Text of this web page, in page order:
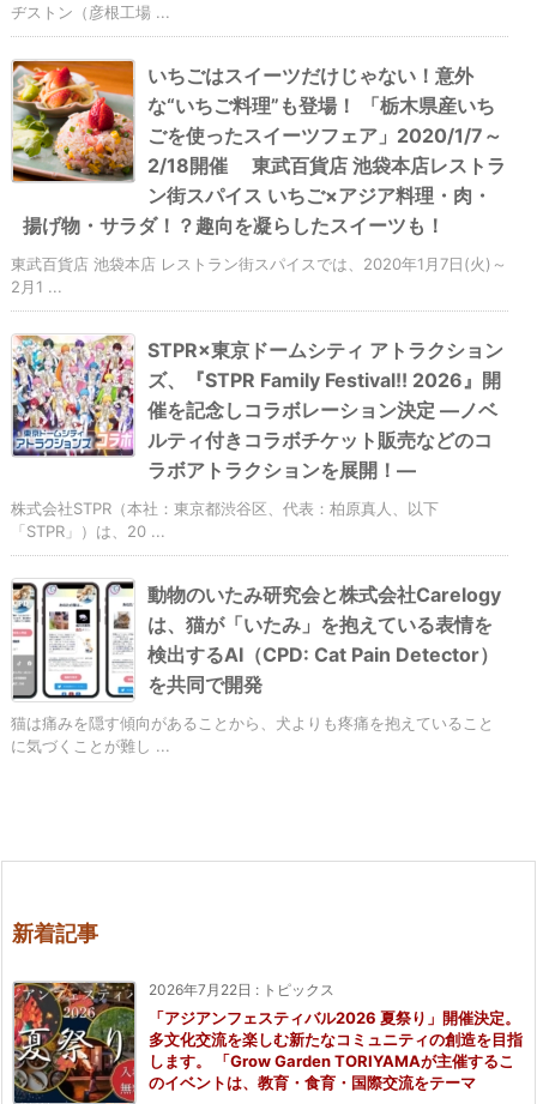
ヂストン（彦根工場 ...
いちごはスイーツだけじゃない！意外
な“いちご料理”も登場！ 「栃木県産いち
ごを使ったスイーツフェア」2020/1/7～
2/18開催 東武百貨店 池袋本店レストラ
ン街スパイス いちご×アジア料理・肉・
揚げ物・サラダ！？趣向を凝らしたスイーツも！
東武百貨店 池袋本店 レストラン街スパイスでは、2020年1月7日(火)～
2月1 ...
STPR×東京ドームシティ アトラクション
ズ、『STPR Family Festival!! 2026』開
催を記念しコラボレーション決定 ―ノベ
ルティ付きコラボチケット販売などのコ
ラボアトラクションを展開！―
株式会社STPR（本社：東京都渋谷区、代表：柏原真人、以下
「STPR」）は、20 ...
動物のいたみ研究会と株式会社Carelogy
は、猫が「いたみ」を抱えている表情を
検出するAI（CPD: Cat Pain Detector）
を共同で開発
猫は痛みを隠す傾向があることから、犬よりも疼痛を抱えていること
に気づくことが難し ...
新着記事
2026年7月22日 : トピックス
「アジアンフェスティバル2026 夏祭り」開催決定。
多文化交流を楽しむ新たなコミュニティの創造を目指
します。 「Grow Garden TORIYAMAが主催するこ
のイベントは、教育・食育・国際交流をテーマ